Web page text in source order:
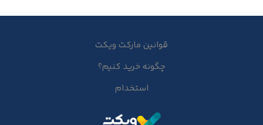
قوانین مارکت ویکت
چگونه خرید کنیم؟
استخدام